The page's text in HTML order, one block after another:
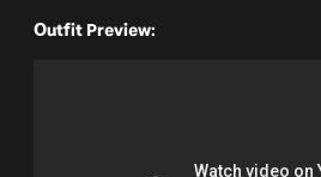
Outfit Preview: